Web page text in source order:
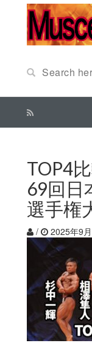
TOP4
69回日
選手権
/ 2025年9